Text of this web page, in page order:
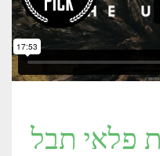
פלאי תבל